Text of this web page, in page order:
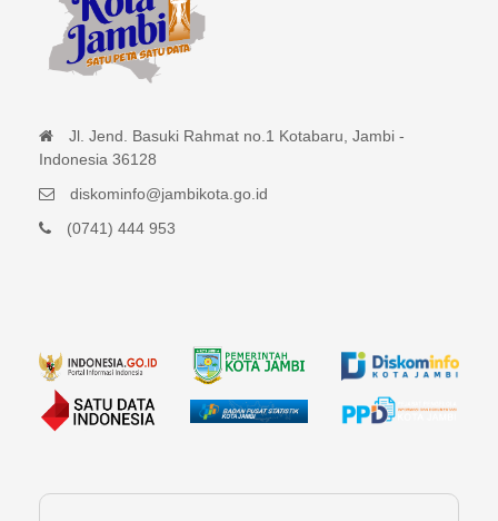
Jl. Jend. Basuki Rahmat no.1 Kotabaru, Jambi -
Indonesia 36128
diskominfo@jambikota.go.id
(0741) 444 953